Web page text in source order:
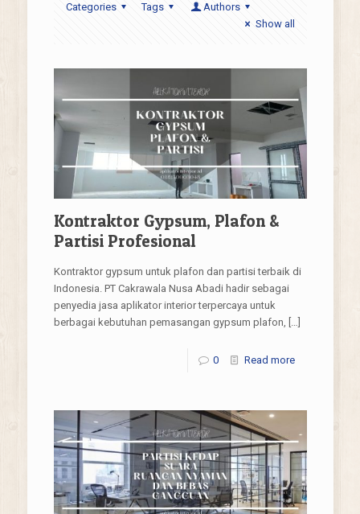
Categories Tags
Authors
Show all
Kontraktor Gypsum, Plafon &
Partisi Profesional
Kontraktor gypsum untuk plafon dan partisi terbaik di
Indonesia. PT Cakrawala Nusa Abadi hadir sebagai
penyedia jasa aplikator interior terpercaya untuk
berbagai kebutuhan pemasangan gypsum plafon, […]
0 Read more